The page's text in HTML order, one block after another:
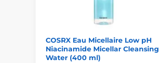
COSRX Eau Micellaire Low pH
Niacinamide Micellar Cleansing
Water (400 ml)